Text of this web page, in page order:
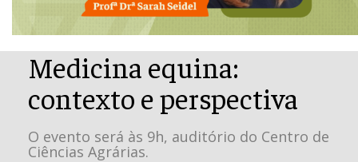
Medicina equina:
contexto e perspectiva
O evento será às 9h, auditório do Centro de
Ciências Agrárias.